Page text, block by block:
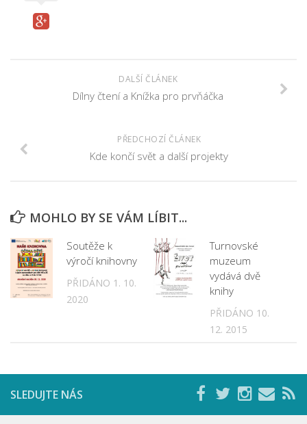
Fotogalerie
Pohádkovníky
Podporují nás
Online katalog
Vzdělávací centrum
Informační centrum pro mládež
Kontakt
DALŠÍ ČLÁNEK
Dílny čtení a Knížka pro prvňáčka
PŘEDCHOZÍ ČLÁNEK
Kde končí svět a další projekty
MOHLO BY SE VÁM LÍBIT...
Soutěže k
výročí knihovny
PŘIDÁNO 1. 10.
2020
Turnovské
muzeum
vydává dvě
knihy
PŘIDÁNO 10.
12. 2015
SLEDUJTE NÁS